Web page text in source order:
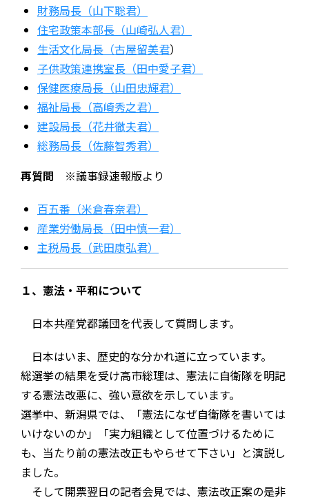
財務局長（山下聡君）
住宅政策本部長（山崎弘人君）
生活文化局長（古屋留美君）
子供政策連携室長（田中愛子君）
保健医療局長（山田忠輝君）
福祉局長（高崎秀之君）
建設局長（花井徹夫君）
総務局長（佐藤智秀君）
再質問 ※議事録速報版より
百五番（米倉春奈君）
産業労働局長（田中慎一君）
主税局長（武田康弘君）
１、憲法・平和について
日本共産党都議団を代表して質問します。
日本はいま、歴史的な分かれ道に立っています。
総選挙の結果を受け高市総理は、憲法に自衛隊を明記
する憲法改悪に、強い意欲を示しています。
選挙中、新潟県では、「憲法になぜ自衛隊を書いては
いけないのか」「実力組織として位置づけるために
も、当たり前の憲法改正もやらせて下さい」と演説し
ました。
そして開票翌日の記者会見では、憲法改正案の是非